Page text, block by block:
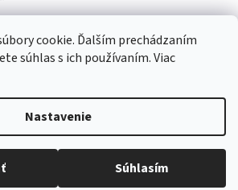
cookie. Ďalším prechádzaním
súhlas s ich používaním. Viac
Nastavenie
Súhlasím